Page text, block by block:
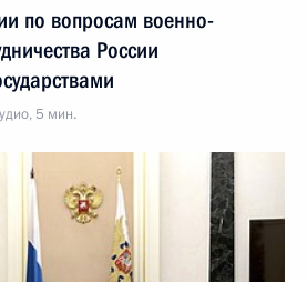
по вопросам военно-
России
5 мин.